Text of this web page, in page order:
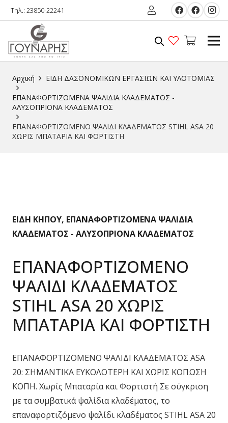
Τηλ.: 23850-22241
Αρχική
ΕIΔΗ ΔΑΣΟΝΟΜΙΚΩΝ ΕΡΓΑΣΙΩΝ ΚΑΙ ΥΛΟΤΟΜIΑΣ
ΕΠΑΝΑΦΟΡΤΙΖΟΜΕΝΑ ΨΑΛΙΔΙΑ ΚΛΑΔΕΜΑΤΟΣ -
ΑΛΥΣΟΠΡΙΟΝΑ ΚΛΑΔΕΜΑΤΟΣ
ΕΠΑΝΑΦΟΡΤΙΖΟΜΕΝΟ ΨΑΛΙΔΙ ΚΛΑΔΕΜΑΤΟΣ STIHL ASA 20
ΧΩΡΙΣ ΜΠΑΤΑΡΙΑ ΚΑΙ ΦΟΡΤΙΣΤΗ
ΕΙΔΗ ΚΗΠΟΥ, ΕΠΑΝΑΦΟΡΤΙΖΟΜΕΝΑ ΨΑΛΙΔΙΑ
ΚΛΑΔΕΜΑΤΟΣ - ΑΛΥΣΟΠΡΙΟΝΑ ΚΛΑΔΕΜΑΤΟΣ
ΕΠΑΝΑΦΟΡΤΙΖΟΜΕΝΟ
ΨΑΛΙΔΙ ΚΛΑΔΕΜΑΤΟΣ
STIHL ASA 20 ΧΩΡΙΣ
ΜΠΑΤΑΡΙΑ ΚΑΙ ΦΟΡΤΙΣΤΗ
ΕΠΑΝΑΦΟΡΤΙΖΟΜΕΝΟ ΨΑΛΙΔΙ ΚΛΑΔΕΜΑΤΟΣ ASA
20: ΣΗΜΑΝΤΙΚΑ ΕΥΚΟΛΟΤΕΡΗ ΚΑΙ ΧΩΡΙΣ ΚΟΠΩΣΗ
ΚΟΠΗ. Χωρίς Μπαταρία και Φορτιστή Σε σύγκριση
με τα συμβατικά ψαλίδια κλαδέματος, το
επαναφορτιζόμενο ψαλίδι κλαδέματος STIHL ASA 20